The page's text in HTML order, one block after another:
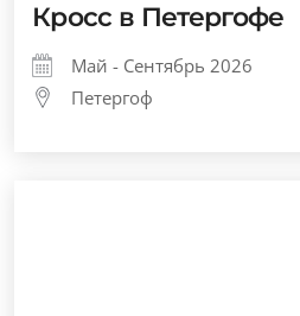
Кросс в Петергофе
Май - Сентябрь 2026
Петергоф